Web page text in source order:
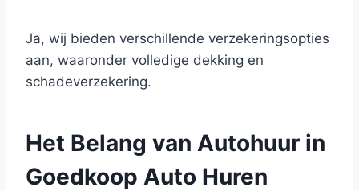
Ja, wij bieden verschillende verzekeringsopties
aan, waaronder volledige dekking en
schadeverzekering.
Het Belang van Autohuur in
Goedkoop Auto Huren